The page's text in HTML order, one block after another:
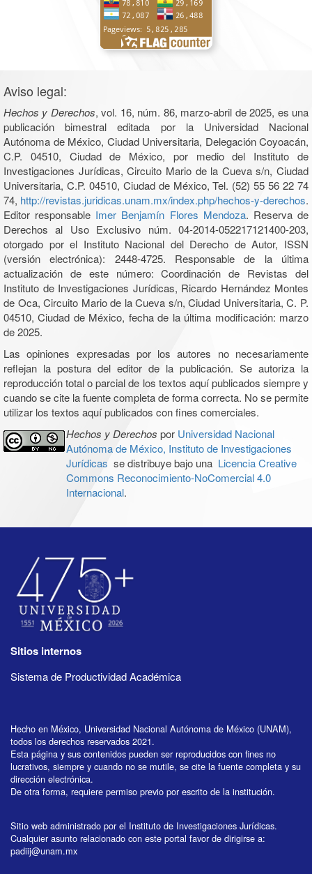
Aviso legal:
Hechos y Derechos, vol. 16, núm. 86, marzo-abril de 2025, es una
publicación bimestral editada por la Universidad Nacional
Autónoma de México, Ciudad Universitaria, Delegación Coyoacán,
C.P. 04510, Ciudad de México, por medio del Instituto de
Investigaciones Jurídicas, Circuito Mario de la Cueva s/n, Ciudad
Universitaria, C.P. 04510, Ciudad de México, Tel. (52) 55 56 22 74
74, http://revistas.juridicas.unam.mx/index.php/hechos-y-derechos.
Editor responsable Imer Benjamín Flores Mendoza. Reserva de
Derechos al Uso Exclusivo núm. 04-2014-052217121400-203,
otorgado por el Instituto Nacional del Derecho de Autor, ISSN
(versión electrónica): 2448-4725. Responsable de la última
actualización de este número: Coordinación de Revistas del
Instituto de Investigaciones Jurídicas, Ricardo Hernández Montes
de Oca, Circuito Mario de la Cueva s/n, Ciudad Universitaria, C. P.
04510, Ciudad de México, fecha de la última modificación: marzo
de 2025.
Las opiniones expresadas por los autores no necesariamente
reflejan la postura del editor de la publicación. Se autoriza la
reproducción total o parcial de los textos aquí publicados siempre y
cuando se cite la fuente completa de forma correcta. No se permite
utilizar los textos aquí publicados con fines comerciales.
Hechos y Derechos por Universidad Nacional
Autónoma de México, Instituto de Investigaciones
Jurídicas se distribuye bajo una Licencia Creative
Commons Reconocimiento-NoComercial 4.0
Internacional.
Sitios internos
Sistema de Productividad Académica
Hecho en México, Universidad Nacional Autónoma de México (UNAM),
todos los derechos reservados 2021.
Esta página y sus contenidos pueden ser reproducidos con fines no
lucrativos, siempre y cuando no se mutile, se cite la fuente completa y su
dirección electrónica.
De otra forma, requiere permiso previo por escrito de la institución.
Sitio web administrado por el Instituto de Investigaciones Jurídicas.
Cualquier asunto relacionado con este portal favor de dirigirse a:
padiij@unam.mx